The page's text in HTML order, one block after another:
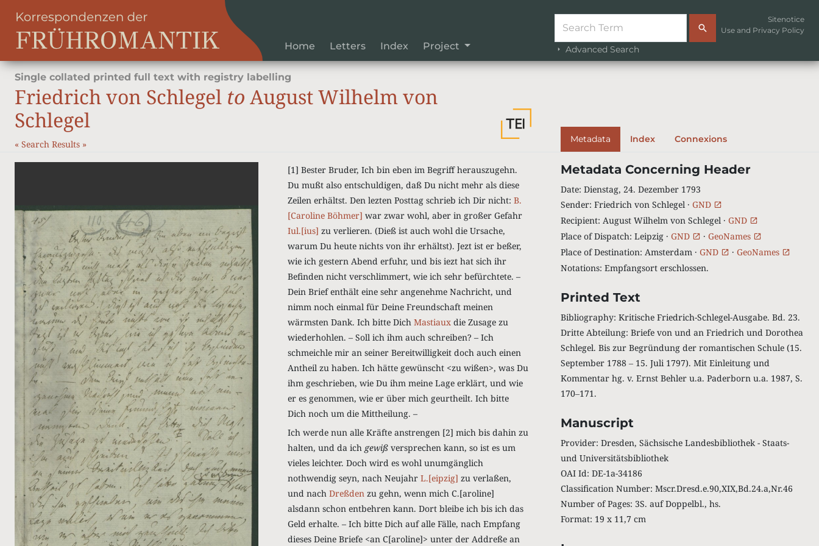
Home Letters Index Project Advanced Search
Sitenotice
Use and Privacy Policy
Single collated printed full text with registry labelling
Friedrich von Schlegel to August Wilhelm von
Schlegel
« Search Results » Metadata Index Connexions
[1] Bester Bruder, Ich bin eben im Begriff herauszugehn.
Du mußt also entschuldigen, daß Du nicht mehr als diese
Zeilen erhältst. Den lezten Posttag schrieb ich Dir nicht: B.
[Caroline Böhmer] war zwar wohl, aber in großer Gefahr
Iul.[ius] zu verlieren. (Dieß ist auch wohl die Ursache,
warum Du heute nichts von ihr erhältst). Jezt ist er beßer,
wie ich gestern Abend erfuhr, und bis iezt hat sich ihr
Befinden nicht verschlimmert, wie ich sehr befürchtete. –
Dein Brief enthält eine sehr angenehme Nachricht, und
nimm noch einmal für Deine Freundschaft meinen
wärmsten Dank. Ich bitte Dich Mastiauxdie Zusage zu
wiederhohlen. – Soll ich ihm auch schreiben? – Ich
schmeichle mir an seiner Bereitwilligkeit doch auch einen
Antheil zu haben. Ich hätte gewünscht <zu wißen>, was Du
ihm geschrieben, wie Du ihm meine Lage erklärt, und wie
er es genommen, wie er über mich geurtheilt. Ich bitte
Dich noch um die Mittheilung. –
Ich werde nun alle Kräfte anstrengen [2] mich bis dahin zu
halten, und da ich gewißversprechen kann, so ist es um
vieles leichter. Doch wird es wohl unumgänglich
nothwendig seyn, nach Neujahr L.[eipzig] zu verlaßen,
und nach Dreßdenzu gehn, wenn mich C.[aroline]
alsdann schon entbehren kann. Dort bleibe ich bis ich das
Geld erhalte. – Ich bitte Dich auf alle Fälle, nach Empfang
dieses Deine Briefe <an C[aroline]> unter der Addreße an
Metadata Concerning Header
Date: Dienstag, 24. Dezember 1793
Sender: Friedrich von Schlegel · GND
Recipient: August Wilhelm von Schlegel · GND
Place of Dispatch: Leipzig · GND · GeoNames
Place of Destination: Amsterdam · GND · GeoNames
Notations: Empfangsort erschlossen.
Printed Text
Bibliography: Kritische Friedrich-Schlegel-Ausgabe. Bd. 23.
Dritte Abteilung: Briefe von und an Friedrich und Dorothea
Schlegel. Bis zur Begründung der romantischen Schule (15.
September 1788 ‒ 15. Juli 1797). Mit Einleitung und
Kommentar hg. v. Ernst Behler u.a. Paderborn u.a. 1987, S.
170‒171.
Manuscript
Provider: Dresden, Sächsische Landesbibliothek - Staats-
und Universitätsbibliothek
OAI Id: DE-1a-34186
Classification Number: Mscr.Dresd.e.90,XIX,Bd.24.a,Nr.46
Number of Pages: 3S. auf Doppelbl., hs.
Format: 19 x 11,7 cm